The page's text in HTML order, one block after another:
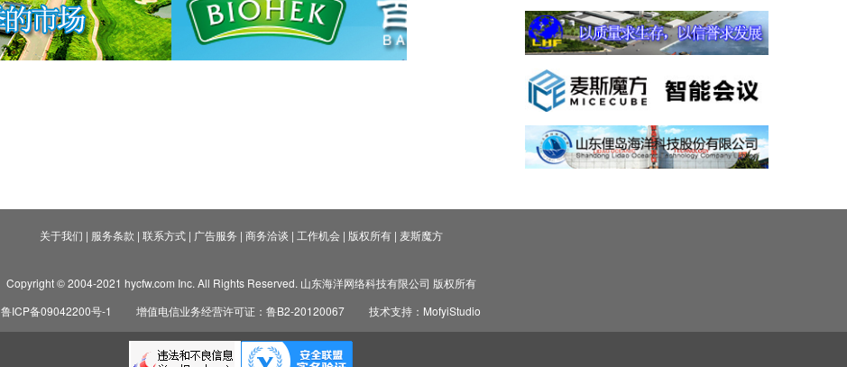
关于我们 | 服务条款 | 联系方式| 广告服务 | 商务洽谈 | 工作机会| 版权所有| 麦斯魔方
Copyright © 2004-2021 hycfw.com Inc. All Rights Reserved. 山东海洋网络科技有限公司 版权所有
鲁ICP备09042200号-1
增值电信业务经营许可证：鲁B2-20120067 技术支持：MofyiStudio